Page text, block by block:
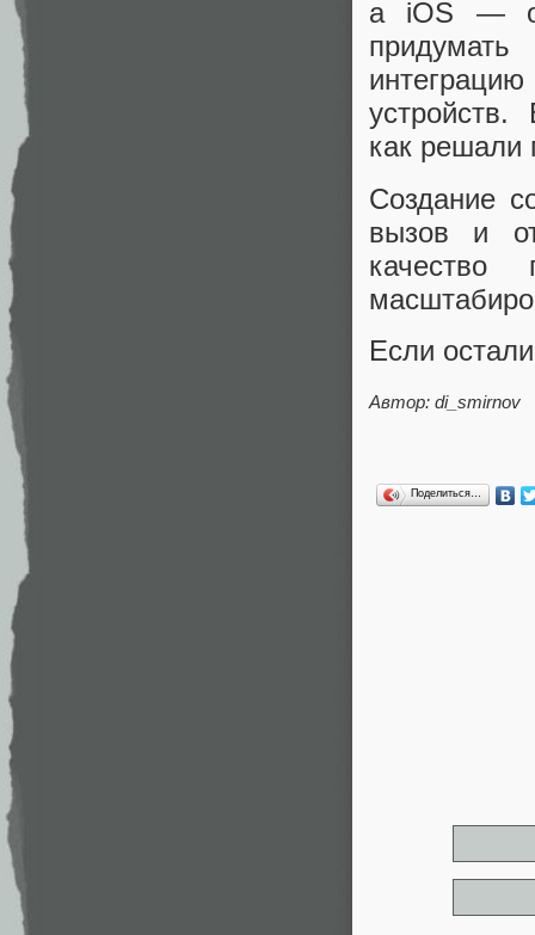
а iOS —
как решали
Создание
вызов и
качество
Если
Автор: di_smirnov
Поделиться…